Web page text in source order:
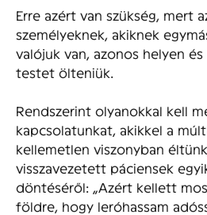
Erre azért van szükség, mert
személyeknek, akiknek
valójuk van, azonos helyen
testet ölteniük.
Rendszerint olyanokkal kell
kapcsolatunkat, akikkel a
kellemetlen viszonyban
visszavezetett páciensek
döntéséről: „Azért kellett
földre, hogy leróhassam